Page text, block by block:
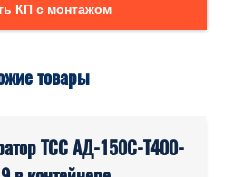
КП с монтажом
товары
ТСС АД-150С-Т400-